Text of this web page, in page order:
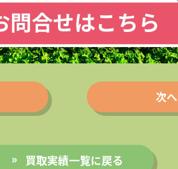
次へ
買取実績一覧に戻る